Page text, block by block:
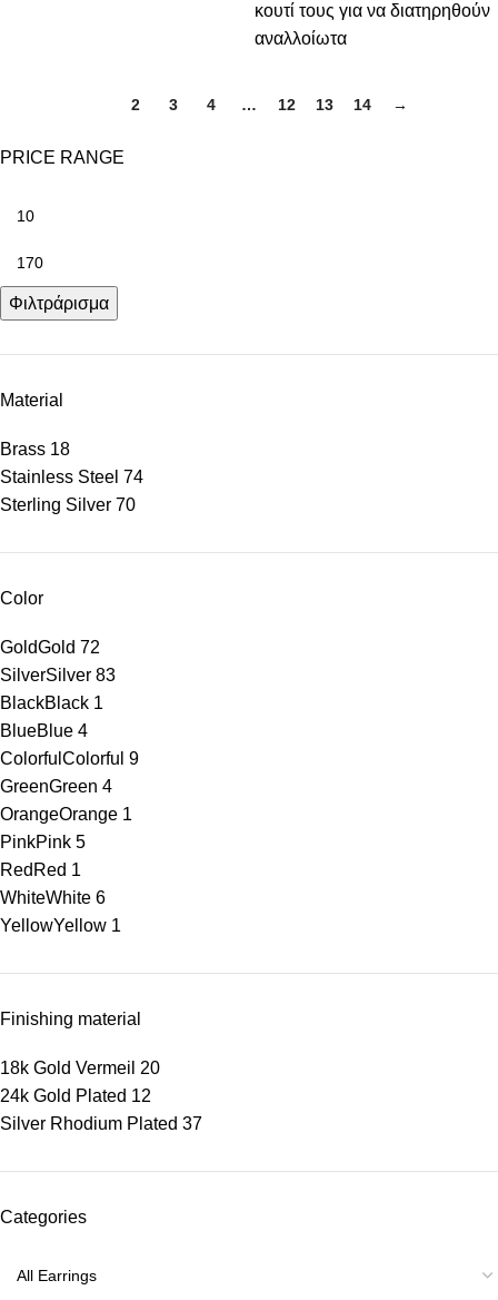
PRICE RANGE
Φιλτράρισμα
Material
Brass 18
Stainless Steel 74
Sterling Silver 70
Color
GoldGold 72
SilverSilver 83
BlackBlack 1
BlueBlue 4
Colorful Colorful 9
GreenGreen 4
OrangeOrange 1
PinkPink 5
Red Red 1
WhiteWhite 6
YellowYellow 1
Finishing material
18k Gold Vermeil 20
24k Gold Plated 12
Silver Rhodium Plated 37
Categories
κουτί τους για να διατηρηθούν
αναλλοίωτα
2 3 4 … 12 13 14 →